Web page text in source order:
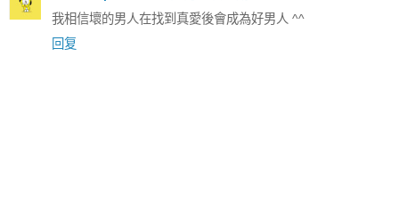
我相信壞的男人在找到真愛後會成為好男人 ^^
回复